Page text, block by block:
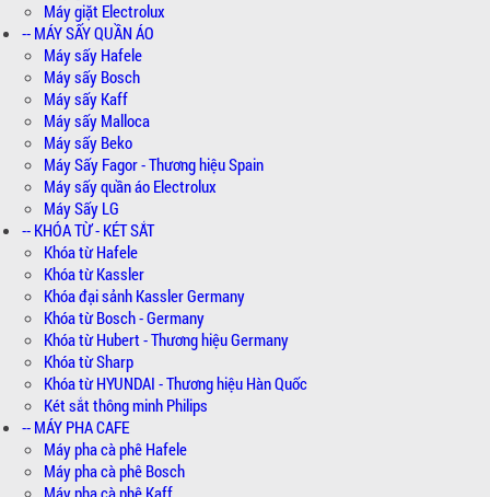
Máy giặt Electrolux
-- MÁY SẤY QUẦN ÁO
Máy sấy Hafele
Máy sấy Bosch
Máy sấy Kaff
Máy sấy Malloca
Máy sấy Beko
Máy Sấy Fagor - Thương hiệu Spain
Máy sấy quần áo Electrolux
Máy Sấy LG
-- KHÓA TỪ - KÉT SẮT
Khóa từ Hafele
Khóa từ Kassler
Khóa đại sảnh Kassler Germany
Khóa từ Bosch - Germany
Khóa từ Hubert - Thương hiệu Germany
Khóa từ Sharp
Khóa từ HYUNDAI - Thương hiệu Hàn Quốc
Két sắt thông minh Philips
-- MÁY PHA CAFE
Máy pha cà phê Hafele
Máy pha cà phê Bosch
Máy pha cà phê Kaff